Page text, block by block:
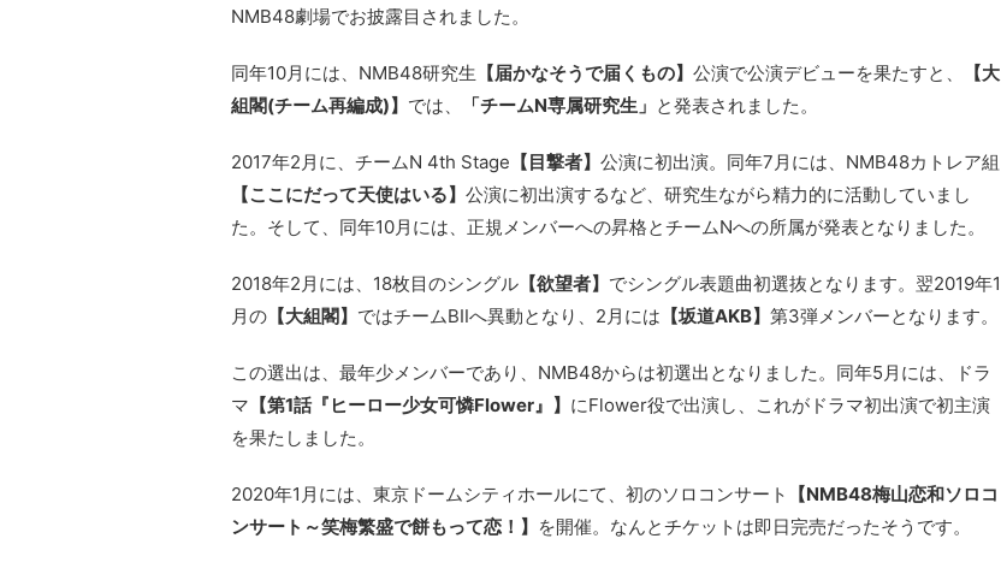
NMB48劇場でお披露目されました。
同年10月には、NMB48研究生 【届かなそうで届くもの】 公演で公演デビューを果たすと、
【大
組閣(チーム再編成)】 では、 「チームN専属研究生」 と発表されました。
2017年2月に、チームN 4th Stage 【目撃者】 公演に初出演。同年7月には、NMB48カトレア組
【ここにだって天使はいる】 公演に初出演するなど、研究生ながら精力的に活動していまし
た。そして、同年10月には、正規メンバーへの昇格とチームNへの所属が発表となりました。
2018年2月には、18枚目のシングル 【欲望者】 でシングル表題曲初選抜となります。翌2019年1
月の 【大組閣】 ではチームBⅡへ異動となり、2月には 【坂道AKB】 第3弾メンバーとなります。
この選出は、最年少メンバーであり、NMB48からは初選出となりました。同年5月には、ドラ
マ 【第1話『ヒーロー少女可憐Flower』】 にFlower役で出演し、これがドラマ初出演で初主演
を果たしました。
2020年1月には、東京ドームシティホールにて、初のソロコンサート
【NMB48梅山恋和ソロコ
ンサート～笑梅繁盛で餅もって恋！】
を開催。なんとチケットは即日完売だったそうです。